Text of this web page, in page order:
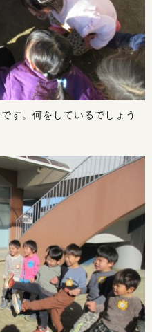
す。何をしているでしょう